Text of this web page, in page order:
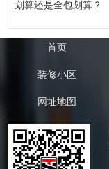
划算还是全包划算？
首页
装修小区
网址地图